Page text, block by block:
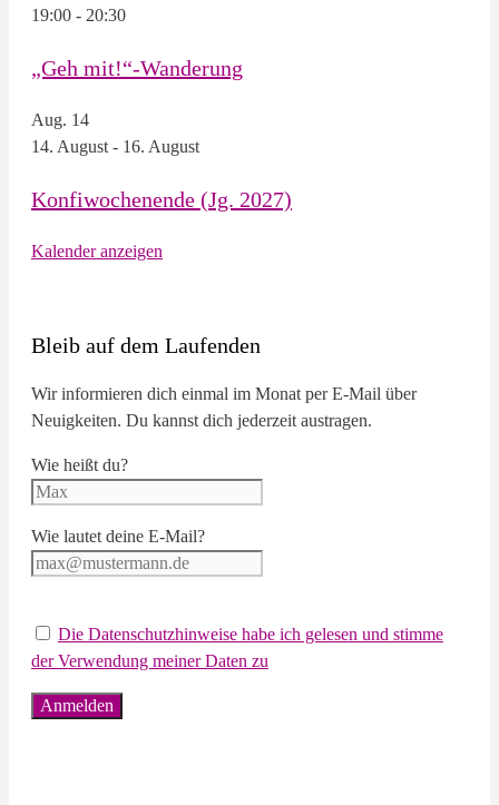
19:00 - 20:30
„Geh mit!“-Wanderung
Aug. 14
14. August- 16. August
Konfiwochenende (Jg. 2027)
Kalender anzeigen
Bleib auf dem Laufenden
Wir informieren dich einmal im Monat per E-Mail über
Neuigkeiten. Du kannst dich jederzeit austragen.
Wie heißt du?
Wie lautet deine E-Mail?
Die Datenschutzhinweise habe ich gelesen und stimme
der Verwendung meiner Daten zu